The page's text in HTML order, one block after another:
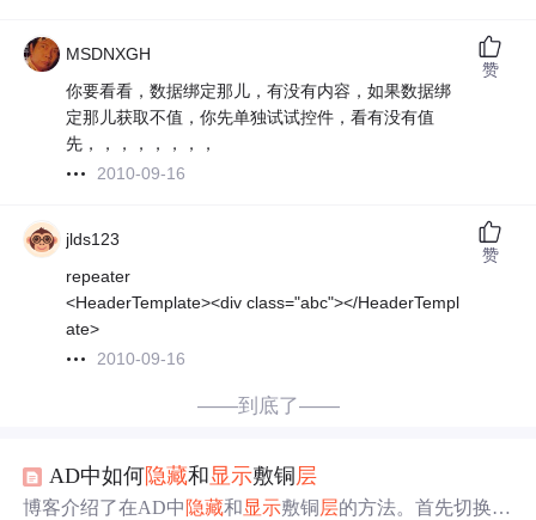
MSDNXGH
你要看看，数据绑定那儿，有没有内容，如果数据绑
定那儿获取不值，你先单独试试控件，看有没有值
先，，，，，，，，
2010-09-16
赞
jlds123
repeater
<HeaderTemplate><div class="abc"></HeaderTempl
ate>
2010-09-16
赞
——到底了——
AD中如何隐藏和 显示敷铜 层
博客介绍了在AD中 隐藏和显示敷铜 层的方法。首先切换到